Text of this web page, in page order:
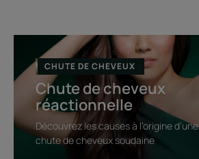
cheveux
réactionnelle
CHUTE DE CHEVEUX
Chute de cheveux
réactionnelle
Découvrez les causes à l’origine d’une
chute de cheveux soudaine